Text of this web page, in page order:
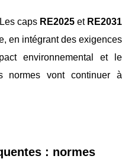
caps RE2025 et RE2031
en intégrant des exigences
environnemental et le
normes vont continuer à
: normes